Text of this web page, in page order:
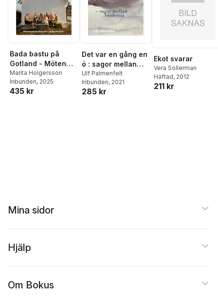
Bada bastu på
Gotland - Möten
och berättelser i
sockenbastun
Marita Holgersson
Inbunden, 2025
435 kr
Det var en gång en
ö : sagor mellan
istiderna
Ulf Palmenfelt
Inbunden, 2021
285 kr
Ekot svarar
Vera Sollerman
Häftad, 2012
211 kr
Mina sidor
Hjälp
Om Bokus